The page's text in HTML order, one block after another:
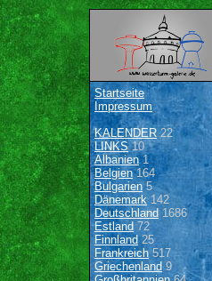
Startseite
Impressum
KALENDER22
LINKS10
Albanien1
Belgien164
Bulgarien 5
Dänemark142
Deutschland 1686
Estland 72
Finnland 25
Frankreich517
Griechenland9